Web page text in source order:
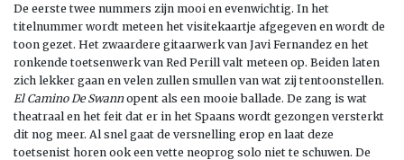
De eerste twee nummers zijn mooi en evenwichtig. In het
titelnummer wordt meteen het visitekaartje afgegeven en wordt de
toon gezet. Het zwaardere gitaarwerk van Javi Fernandez en het
ronkende toetsenwerk van Red Perill valt meteen op. Beiden laten
zich lekker gaan en velen zullen smullen van wat zij tentoonstellen.
El Camino De Swannopent als een mooie ballade. De zang is wat
theatraal en het feit dat er in het Spaans wordt gezongen versterkt
dit nog meer. Al snel gaat de versnelling erop en laat deze
toetsenist horen ook een vette neoprog solo niet te schuwen. De